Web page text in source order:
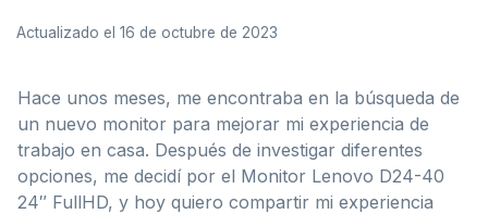
Actualizado el 16 de octubre de 2023
Hace unos meses, me encontraba en la búsqueda de
un nuevo monitor para mejorar mi experiencia de
trabajo en casa. Después de investigar diferentes
opciones, me decidí por el Monitor Lenovo D24-40
24″ FullHD, y hoy quiero compartir mi experiencia